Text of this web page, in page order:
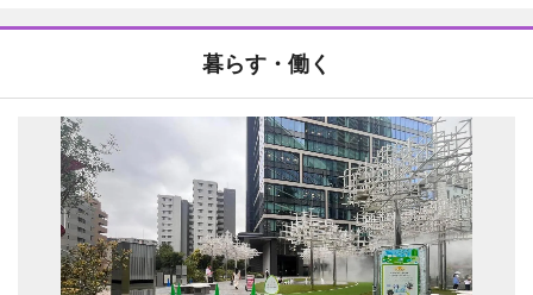
暮らす・働く